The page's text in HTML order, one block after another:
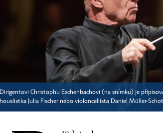
Dirigentovi Christophu Eschenbachovi (na snímku) je
houslistka Julia Fischer nebo violoncellista Daniel